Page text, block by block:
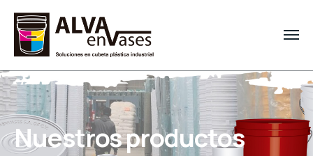
Nuestros productos